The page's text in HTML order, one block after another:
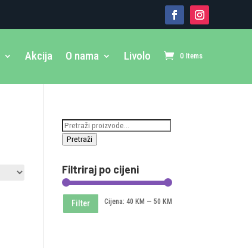
Akcija O nama Livolo 0 Items
Pretraži:
Pretraži
Filtriraj po cijeni
Minimalna
Maksimalna
Filter Cijena: 40 KM — 50 KM